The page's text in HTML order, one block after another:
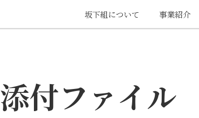
坂下組について 事業紹介
添付ファイル